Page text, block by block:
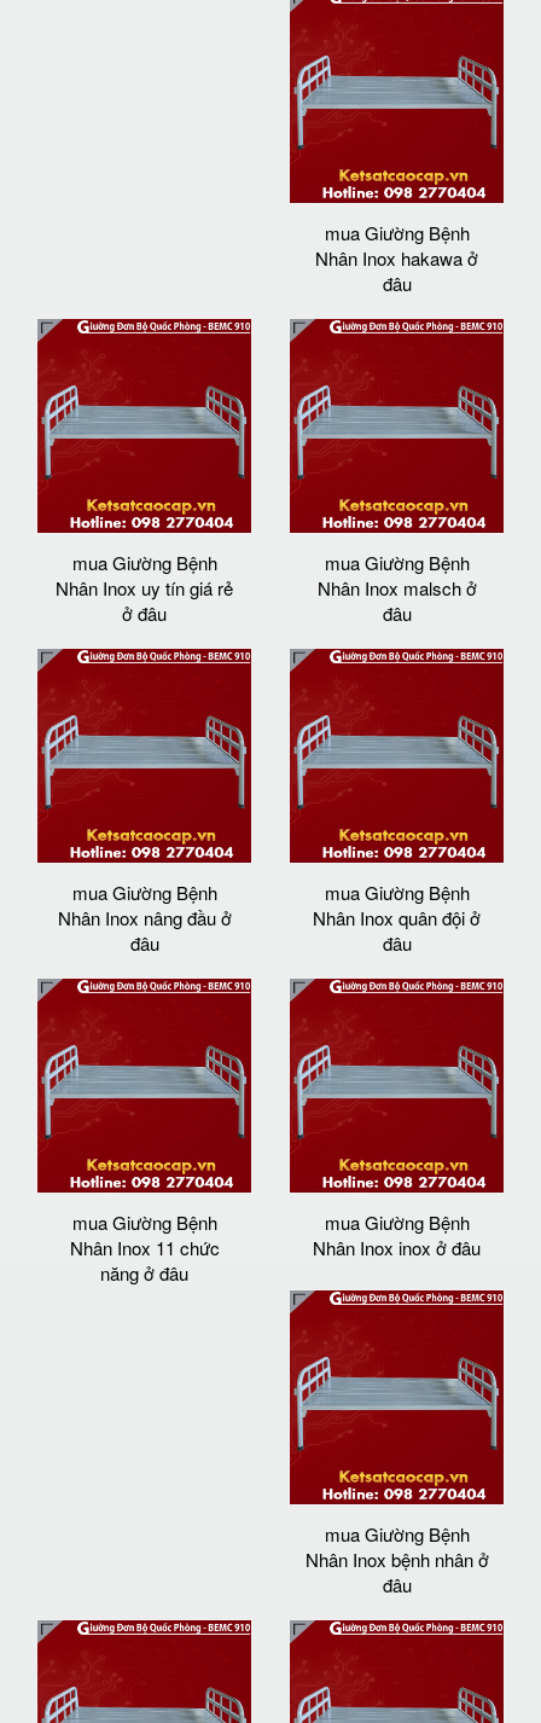
mua Giường Bệnh
Nhân Inox hakawa ở
đâu
mua Giường Bệnh
Nhân Inox uy tín giá rẻ
ở đâu
mua Giường Bệnh
Nhân Inox malsch ở
đâu
mua Giường Bệnh
Nhân Inox nâng đầu ở
đâu
mua Giường Bệnh
Nhân Inox quân đội ở
đâu
mua Giường Bệnh
Nhân Inox 11 chức
năng ở đâu
mua Giường Bệnh
Nhân Inox inox ở đâu
mua Giường Bệnh
Nhân Inox bệnh nhân ở
đâu